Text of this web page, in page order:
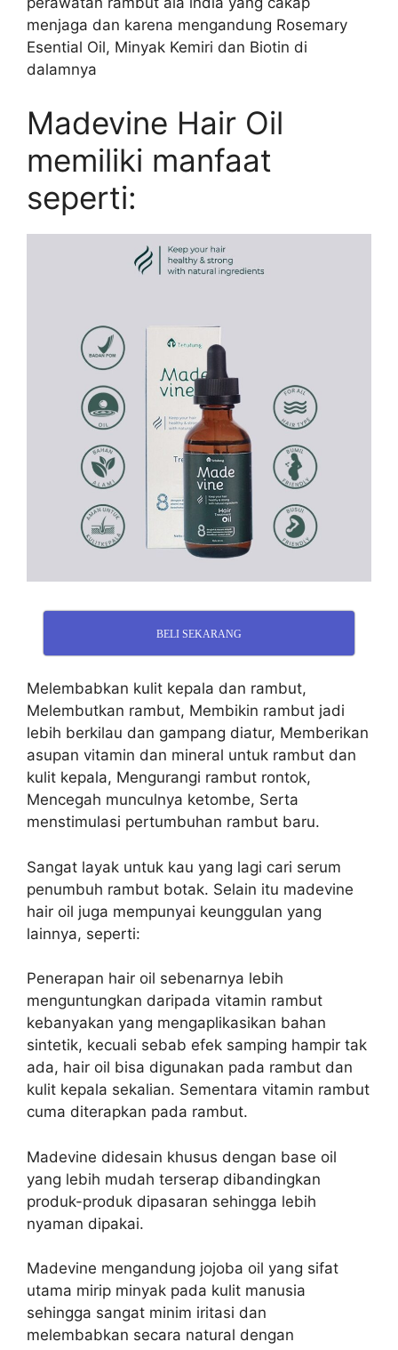
menjaga dan karena mengandung Rosemary
Esential Oil, Minyak Kemiri dan Biotin di
dalamnya
Madevine Hair Oil
memiliki manfaat
seperti:
BELI SEKARANG
Melembabkan kulit kepala dan rambut,
Melembutkan rambut, Membikin rambut jadi
lebih berkilau dan gampang diatur, Memberikan
asupan vitamin dan mineral untuk rambut dan
kulit kepala, Mengurangi rambut rontok,
Mencegah munculnya ketombe, Serta
menstimulasi pertumbuhan rambut baru.
Sangat layak untuk kau yang lagi cari serum
penumbuh rambut botak. Selain itu madevine
hair oil juga mempunyai keunggulan yang
lainnya, seperti:
Penerapan hair oil sebenarnya lebih
menguntungkan daripada vitamin rambut
kebanyakan yang mengaplikasikan bahan
sintetik, kecuali sebab efek samping hampir tak
ada, hair oil bisa digunakan pada rambut dan
kulit kepala sekalian. Sementara vitamin rambut
cuma diterapkan pada rambut.
Madevine didesain khusus dengan base oil
yang lebih mudah terserap dibandingkan
produk-produk dipasaran sehingga lebih
nyaman dipakai.
Madevine mengandung jojoba oil yang sifat
utama mirip minyak pada kulit manusia
sehingga sangat minim iritasi dan
melembabkan secara natural dengan